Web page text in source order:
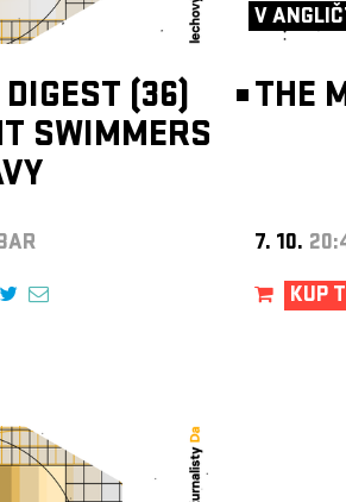
(36)
SWIMMERS
V
THE
7. 10.
KUP